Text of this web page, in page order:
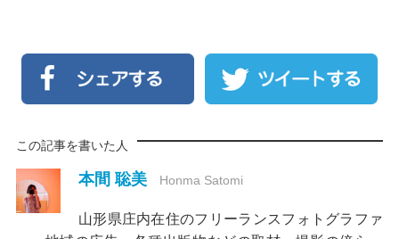
この記事を書いた人
本間 聡美 Honma Satomi
山形県庄内在住のフリーランスフォトグラファ